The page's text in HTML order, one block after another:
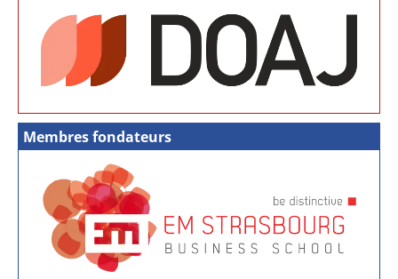
Membres fondateurs